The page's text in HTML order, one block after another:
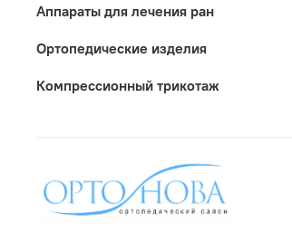
Аппараты для лечения ран
Ортопедические изделия
Компрессионный трикотаж